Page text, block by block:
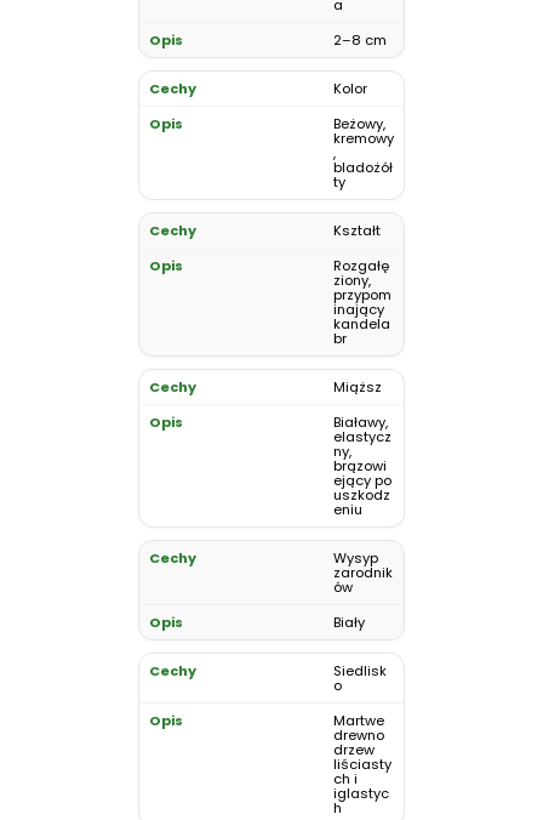
a
2–8 cm
Kolor
Beżowy,
kremowy
,
bladożół
ty
Kształt
Rozgałę
ziony,
przypom
inający
kandela
br
Miąższ
Białawy,
elastycz
ny,
brązowi
ejący po
uszkodz
eniu
Wysyp
zarodnik
ów
Biały
Siedlisk
o
Martwe
drewno
drzew
liściasty
ch i
iglastyc
h